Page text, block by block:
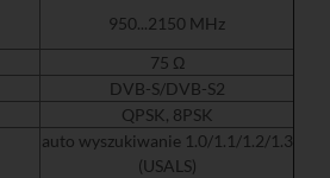
950...2150 MHz
75 Ω
DVB-S/DVB-S2
QPSK, 8PSK
auto wyszukiwanie 1.0/1.1/1.2/1.3
(USALS)